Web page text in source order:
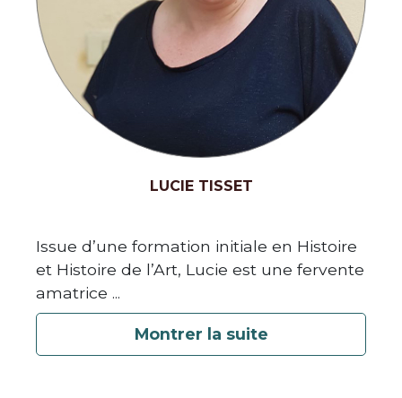
LUCIE TISSET
Issue d’une formation initiale en Histoire
et Histoire de l’Art, Lucie est une fervente
amatrice ...
Montrer la suite